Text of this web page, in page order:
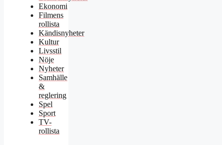
Ekonomi
Filmens
rollista
Kändisnyheter
Kultur
Livsstil
Nöje
Nyheter
Samhälle
&
reglering
Spel
Sport
TV-
rollista